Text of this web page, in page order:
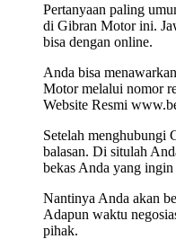
Pertanyaan paling
di Gibran Motor ini.
bisa dengan online.
Anda bisa
Motor melalui nomor
Website Resmi
Setelah menghubungi
balasan. Di situlah
bekas Anda yang
Nantinya Anda akan
Adapun waktu
pihak.